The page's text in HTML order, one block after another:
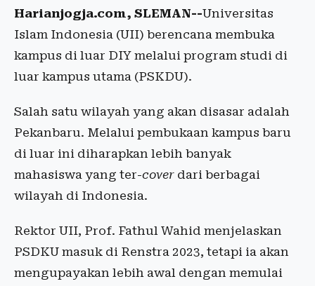
Harianjogja.com, SLEMAN--Universitas
Islam Indonesia (UII) berencana membuka
kampus di luar DIY melalui program studi di
luar kampus utama (PSKDU).
Salah satu wilayah yang akan disasar adalah
Pekanbaru. Melalui pembukaan kampus baru
di luar ini diharapkan lebih banyak
mahasiswa yang ter-cover dari berbagai
wilayah di Indonesia.
Rektor UII, Prof. Fathul Wahid menjelaskan
PSDKU masuk di Renstra 2023, tetapi ia akan
mengupayakan lebih awal dengan memulai